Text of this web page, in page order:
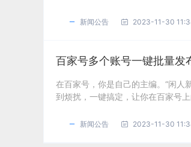
新闻公告 2023-11-30
百家号多个账号一键批量发
在百家号，你是自己的主编。“闲人
到烦扰，一键搞定，让你在百家号
新闻公告 2023-11-30